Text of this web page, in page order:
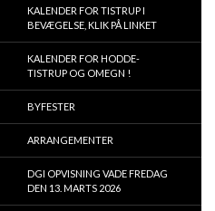
KALENDER FOR TISTRUP I
BEVÆGELSE, KLIK PÅ LINKET
KALENDER FOR HODDE-
TISTRUP OG OMEGN !
BYFESTER
ARRANGEMENTER
DGI OPVISNING VADE FREDAG
DEN 13. MARTS 2026